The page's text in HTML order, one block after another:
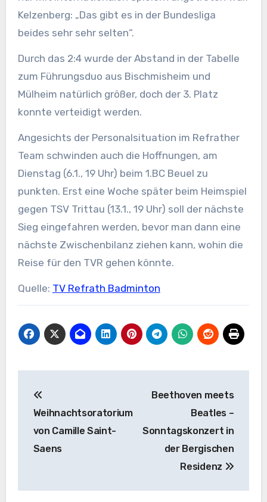
Kelzenberg: „Das gibt es in der Bundesliga
beides sehr sehr selten“.
Durch das 2:4 wurde der Abstand in der Tabelle
zum Führungsduo aus Bischmisheim und
Mülheim natürlich größer, doch der 3. Platz
konnte verteidigt werden.
Angesichts der Personalsituation im Refrather
Team schwinden auch die Hoffnungen, am
Dienstag (6.1., 19 Uhr) beim 1.BC Beuel zu
punkten. Erst eine Woche später beim Heimspiel
gegen TSV Trittau (13.1., 19 Uhr) soll der nächste
Sieg eingefahren werden, bevor man dann eine
nächste Zwischenbilanz ziehen kann, wohin die
Reise für den TVR gehen könnte.
Quelle: TV Refrath Badminton
Weihnachtsoratorium
von Camille Saint-
Saens
Beethoven meets
Beatles –
Sonntagskonzert in
der Bergischen
Residenz